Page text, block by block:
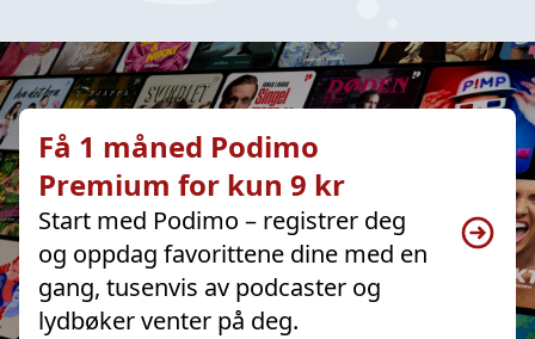
Få 1 måned Podimo
Premium for kun 9 kr
Start med Podimo – registrer deg
og oppdag favorittene dine med en
gang, tusenvis av podcaster og
lydbøker venter på deg.